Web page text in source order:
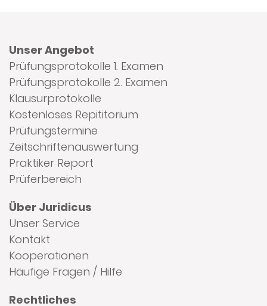
Unser Angebot
Prüfungsprotokolle 1. Examen
Prüfungsprotokolle 2. Examen
Klausurprotokolle
Kostenloses Repititorium
Prüfungstermine
Zeitschriftenauswertung
Praktiker Report
Prüferbereich
Über Juridicus
Unser Service
Kontakt
Kooperationen
Häufige Fragen / Hilfe
Rechtliches